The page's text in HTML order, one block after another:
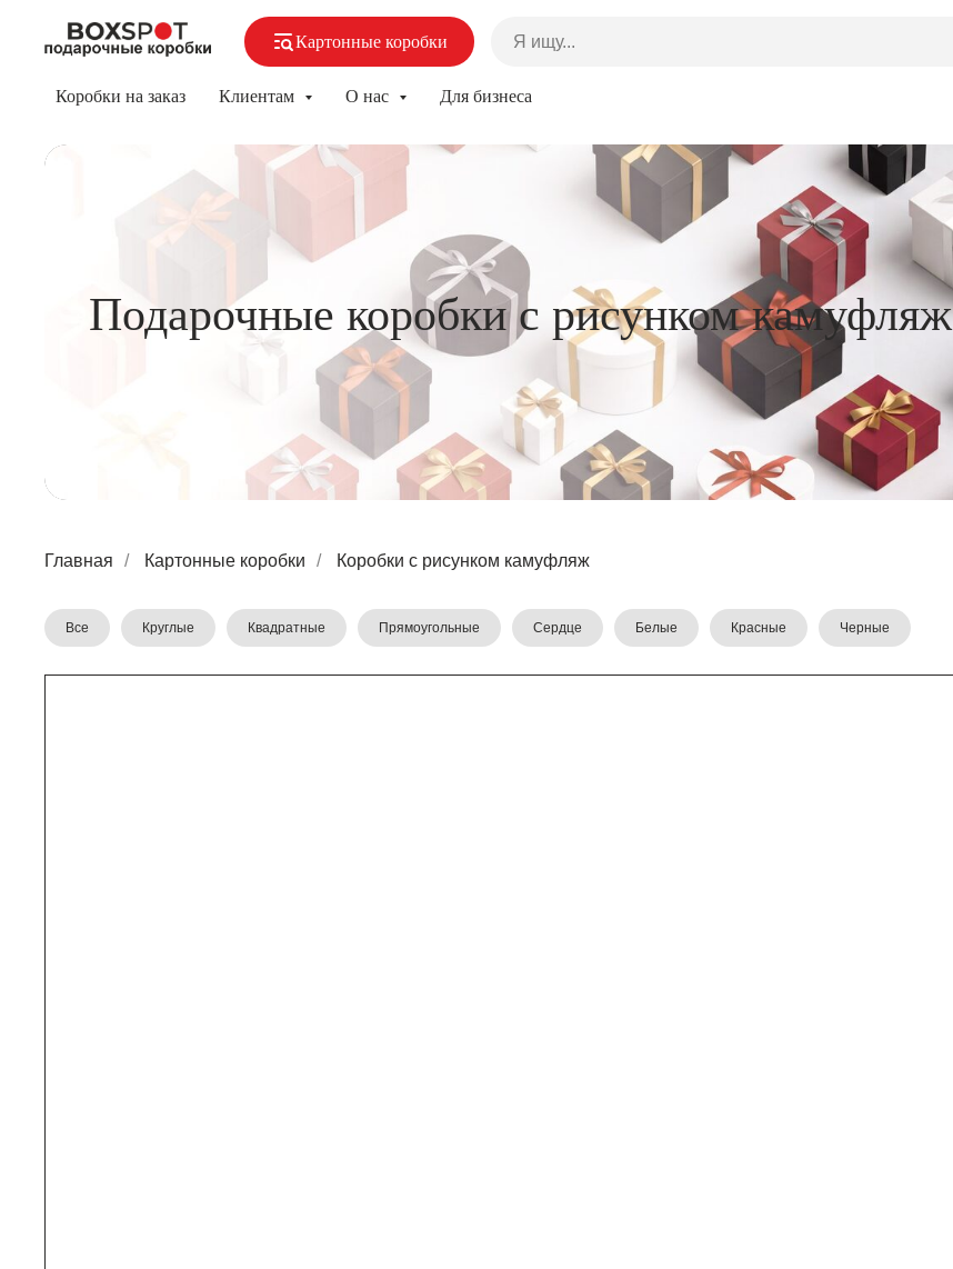
Картонные коробки
Коробки на заказ Клиентам О нас Для бизнеса
Подарочные коробки с рисунком камуфляж
Главная / Картонные коробки / Коробки с рисунком камуфляж
Все Круглые Квадратные Прямоугольные Сердце Белые Красные Черные